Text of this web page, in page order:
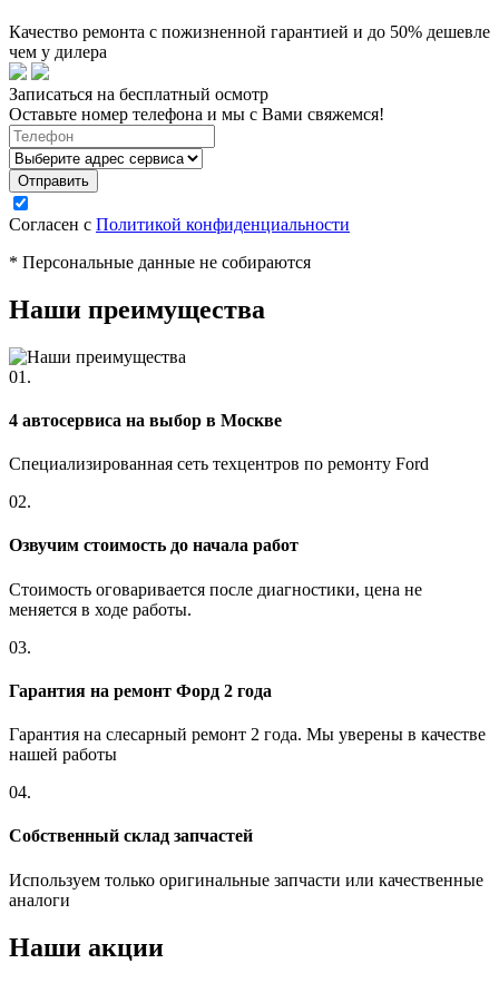
Качество ремонта с пожизненной гарантией и до 50% дешевле
чем у дилера
Записаться на бесплатный осмотр
Оставьте номер телефона и мы с Вами свяжемся!
Согласен с Политикой конфиденциальности
* Персональные данные не собираются
Наши преимущества
01.
4 автосервиса на выбор в Москве
Специализированная сеть техцентров по ремонту Ford
02.
Озвучим стоимость до начала работ
Стоимость оговаривается после диагностики, цена не
меняется в ходе работы.
03.
Гарантия на ремонт Форд 2 года
Гарантия на слесарный ремонт 2 года. Мы уверены в качестве
нашей работы
04.
Собственный склад запчастей
Используем только оригинальные запчасти или качественные
аналоги
Наши акции